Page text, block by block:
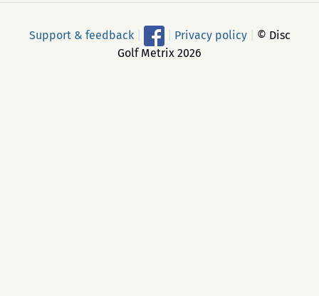
Support & feedback Privacy policy
© Disc
Golf Metrix 2026